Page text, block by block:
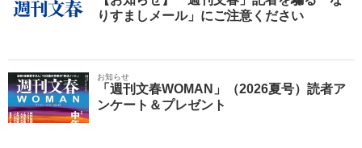
りすましメール」にご注意ください
お知らせ
「週刊文春WOMAN」（2026夏号）読者ア
ンケート＆プレゼント